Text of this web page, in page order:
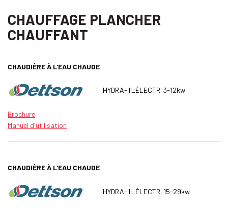
CHAUFFAGE PLANCHER
CHAUFFANT
HYDRA-III_ÉLECTR. 3-12kw
CHAUDIÈRE À L'EAU CHAUDE
Brochure
Manuel d'utilisation
HYDRA-III_ÉLECTR. 15-29kw
CHAUDIÈRE À L'EAU CHAUDE